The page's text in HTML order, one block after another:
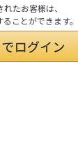
たお客様は、
ことができます。